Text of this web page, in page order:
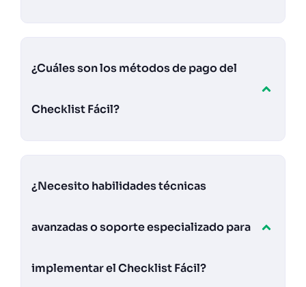
¿Cuáles son los métodos de pago del
Checklist Fácil?
¿Necesito habilidades técnicas
avanzadas o soporte especializado para
implementar el Checklist Fácil?